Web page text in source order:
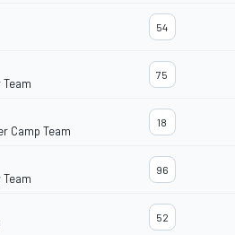
54
Team
75
Camp Team
18
Team
96
52